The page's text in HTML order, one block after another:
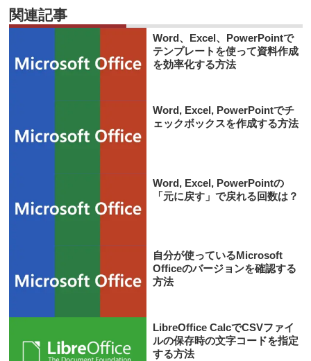
関連記事
Word、Excel、PowerPointで
テンプレートを使って資料作成
を効率化する方法
Word, Excel, PowerPointでチ
ェックボックスを作成する方法
Word, Excel, PowerPointの
「元に戻す」で戻れる回数は？
自分が使っているMicrosoft
Officeのバージョンを確認する
方法
LibreOffice CalcでCSVファイ
ルの保存時の文字コードを指定
する方法